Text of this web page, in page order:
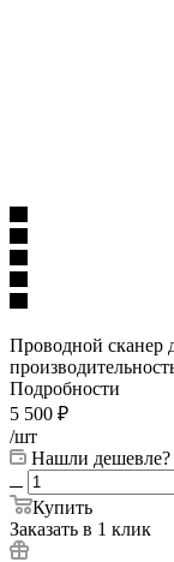
Проводной сканер
Подробности
5 500 ₽
/шт
Нашли дешевле?
Купить
Заказать в 1 клик